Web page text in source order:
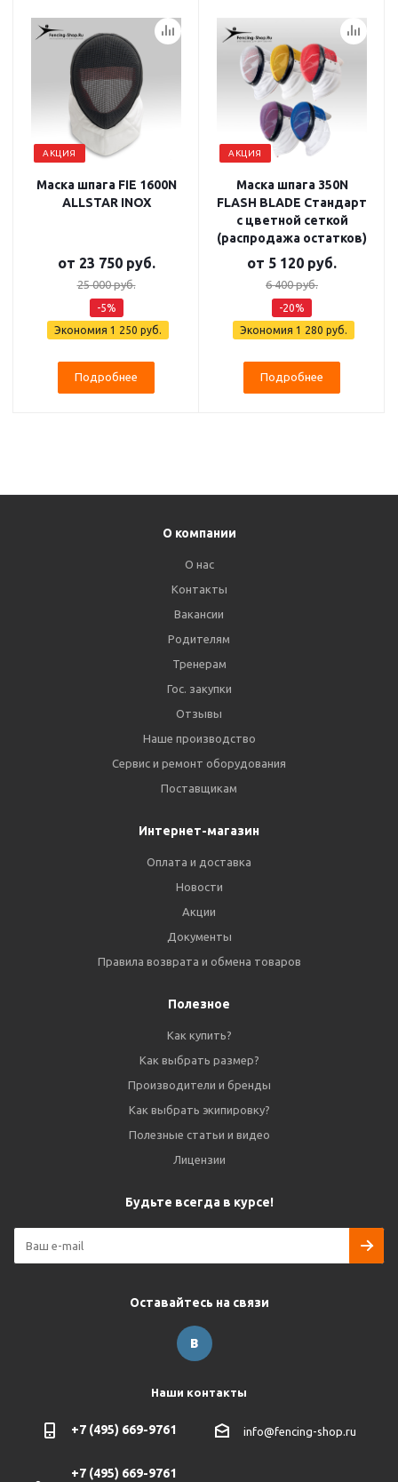
АКЦИЯ
Маска шпага FIE 1600N
ALLSTAR INOX
от 23 750 руб.
25 000 руб.
-5%
Экономия 1 250 руб.
Подробнее
АКЦИЯ
Маска шпага 350N
FLASH BLADE Стандарт
с цветной сеткой
(распродажа остатков)
от 5 120 руб.
6 400 руб.
-20%
Экономия 1 280 руб.
Подробнее
О компании
О нас
Контакты
Вакансии
Родителям
Тренерам
Гос. закупки
Отзывы
Наше производство
Сервис и ремонт оборудования
Поставщикам
Интернет-магазин
Оплата и доставка
Новости
Акции
Документы
Правила возврата и обмена товаров
Полезное
Как купить?
Как выбрать размер?
Производители и бренды
Как выбрать экипировку?
Полезные статьи и видео
Лицензии
Будьте всегда в курсе!
Оставайтесь на связи
Наши контакты
+7 (495) 669-9761
+7 (495) 669-9761
info@fencing-shop.ru